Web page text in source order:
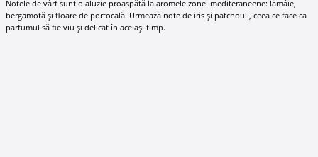
Notele de vârf sunt o aluzie proaspătă la aromele zonei mediteraneene: lămâie,
bergamotă și floare de portocală. Urmează note de iris și patchouli, ceea ce face ca
parfumul să fie viu și delicat în același timp.